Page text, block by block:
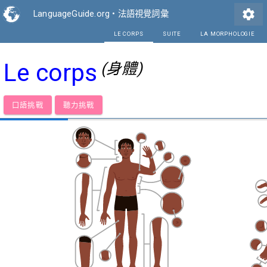
LanguageGuide.org • 法語視覺詞彙 settings
Le corps (身體)
口語挑戰 聽力挑戰